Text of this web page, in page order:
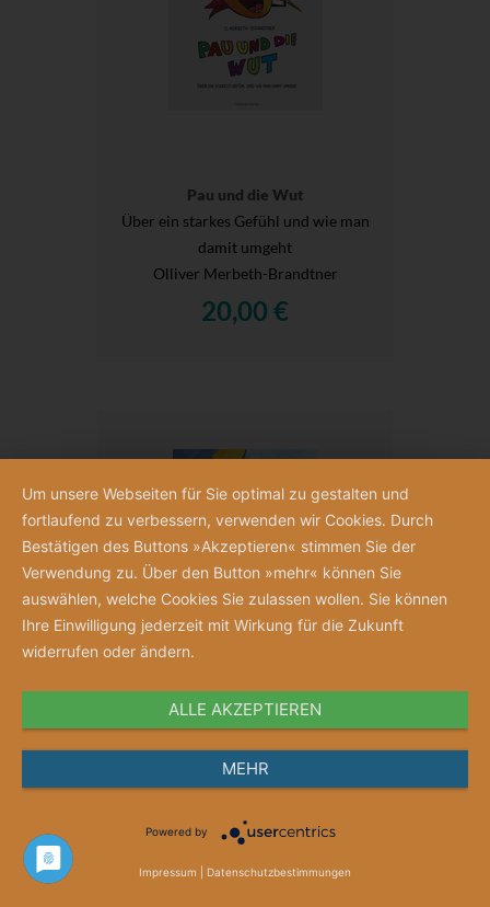
Pau und die Wut
Über ein starkes Gefühl und wie man
damit umgeht
Olliver Merbeth-Brandtner
20,00 €
Herzwurzeln
Ein Kinderfachbuch für Pflege- und
Schirin Homeier / Irmela Wiemann
29,00 €
Um unsere Webseiten für Sie optimal zu gestalten und
fortlaufend zu verbessern, verwenden wir Cookies. Durch
Bestätigen des Buttons »Akzeptieren« stimmen Sie der
Verwendung zu. Über den Button »mehr« können Sie
auswählen, welche Cookies Sie zulassen wollen. Sie können
Ihre Einwilligung jederzeit mit Wirkung für die Zukunft
widerrufen oder ändern.
ALLE AKZEPTIEREN
MEHR
Powered by
Impressum Datenschutzbestimmungen